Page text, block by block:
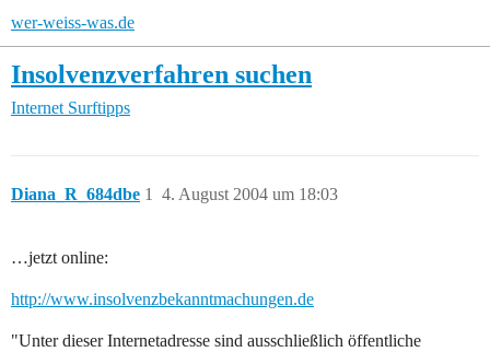
wer-weiss-was.de
Insolvenzverfahren suchen
Internet Surftipps
Diana_R_684dbe 4. August 2004 um 18:03
1
…jetzt online:
http://www.insolvenzbekanntmachungen.de
"Unter dieser Internetadresse sind ausschließlich öffentliche